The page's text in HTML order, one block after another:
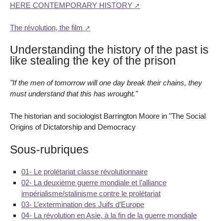
HERE CONTEMPORARY HISTORY
The révolution, the film
Understanding the history of the past is
like stealing the key of the prison
"If the men of tomorrow will one day break their chains, they
must understand that this has wrought."
The historian and sociologist Barrington Moore in "The Social
Origins of Dictatorship and Democracy
Sous-rubriques
01- Le prolétariat classe révolutionnaire
02- La deuxième guerre mondiale et l’alliance
impérialisme/stalinisme contre le prolétariat
03- L’extermination des Juifs d’Europe
04- La révolution en Asie, à la fin de la guerre mondiale